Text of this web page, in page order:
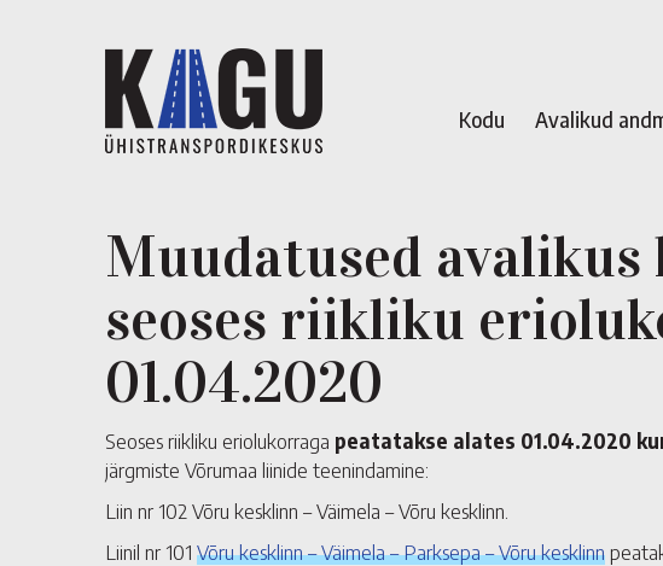
Kodu Avalikud
Muudatused avalikus
seoses riikliku
01.04.2020
Seoses riikliku eriolukorraga peatatakse alates 01.04.2020
järgmiste Võrumaa liinide teenindamine:
Liin nr 102 Võru kesklinn – Väimela – Võru kesklinn.
Liinil nr 101 Võru kesklinn – Väimela – Parksepa – Võru kesklinn